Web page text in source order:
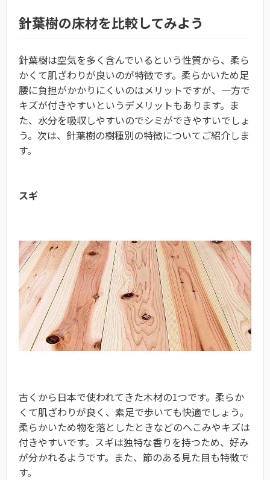
針葉樹の床材を比較してみよう
針葉樹は空気を多く含んでいるという性質から、柔ら
かくて肌ざわりが良いのが特徴です。柔らかいため足
腰に負担がかかりにくいのはメリットですが、一方で
キズが付きやすいというデメリットもあります。ま
た、水分を吸収しやすいのでシミができやすいでしょ
う。次は、針葉樹の樹種別の特徴についてご紹介しま
す。
スギ
古くから日本で使われてきた木材の1つです。柔らか
くて肌ざわりが良く、素足で歩いても快適でしょう。
柔らかいため物を落としたときなどのへこみやキズは
付きやすいです。スギは独特な香りを持つため、好み
が分かれるようです。また、節のある見た目も特徴で
す。